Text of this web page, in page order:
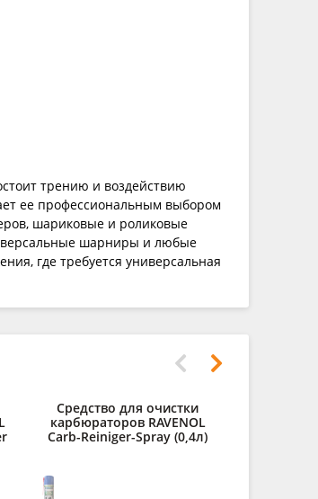
трению и воздействию
ее профессиональным выбором
шариковые и роликовые
шарниры и любые
где требуется универсальная
Средство для очистки
карбюраторов RAVENOL
Carb-Reiniger-Spray (0,4л)